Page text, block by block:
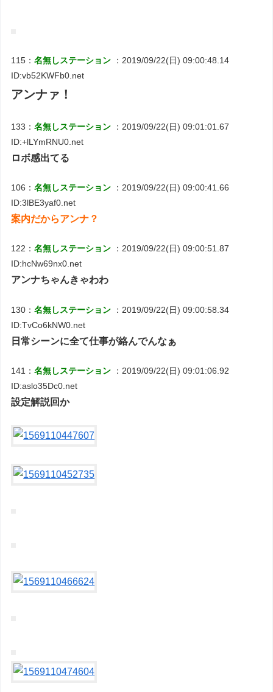
115：名無しステーション
：2019/09/22(日) 09:00:48.14
ID:vb52KWFb0.net
アンナァ！
133：名無しステーション
：2019/09/22(日) 09:01:01.67
ID:+lLYmRNU0.net
ロボ感出てる
106：名無しステーション
：2019/09/22(日) 09:00:41.66
ID:3lBE3yaf0.net
案内だからアンナ？
122：名無しステーション
：2019/09/22(日) 09:00:51.87
ID:hcNw69nx0.net
アンナちゃんきゃわわ
130：名無しステーション
：2019/09/22(日) 09:00:58.34
ID:TvCo6kNW0.net
日常シーンに全て仕事が絡んでんなぁ
141：名無しステーション
：2019/09/22(日) 09:01:06.92
ID:aslo35Dc0.net
設定解説回か